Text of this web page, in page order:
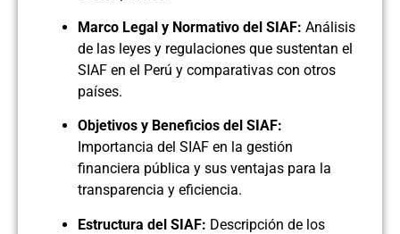
Marco Legal y Normativo del SIAF: Análisis
de las leyes y regulaciones que sustentan el
SIAF en el Perú y comparativas con otros
países.
Objetivos y Beneficios del SIAF:
Importancia del SIAF en la gestión
financiera pública y sus ventajas para la
transparencia y eficiencia.
Estructura del SIAF: Descripción de los